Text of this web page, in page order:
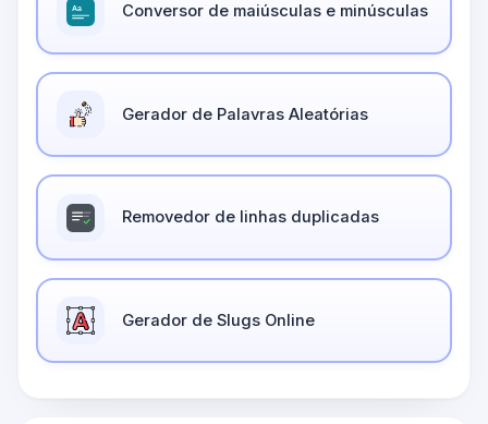
Conversor de maiúsculas e minúsculas
Gerador de Palavras Aleatórias
Removedor de linhas duplicadas
Gerador de Slugs Online